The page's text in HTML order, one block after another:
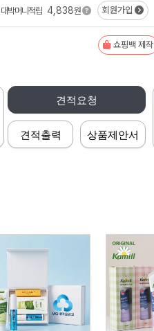
대박머니적립 4,838원 회원가입
쇼핑백 제작
견적요청
견적출력 상품제안서